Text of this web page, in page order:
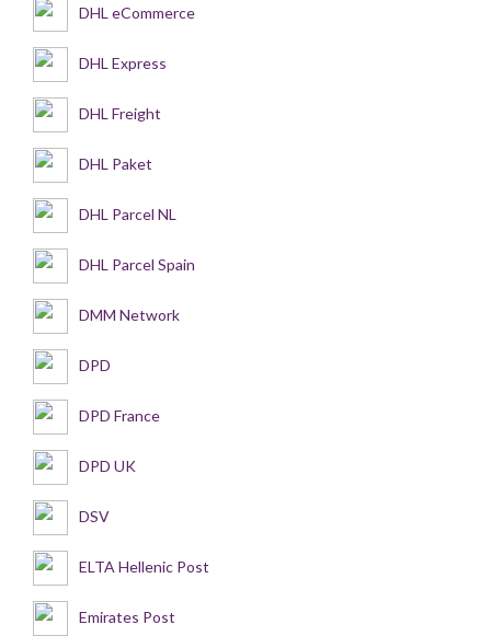
DHL eCommerce
DHL Express
DHL Freight
DHL Paket
DHL Parcel NL
DHL Parcel Spain
DMM Network
DPD
DPD France
DPD UK
DSV
ELTA Hellenic Post
Emirates Post